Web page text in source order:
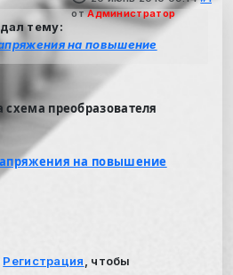
отАдминистратор
тему:
на повышение
преобразователя
на повышение
Регистрация
, чтобы